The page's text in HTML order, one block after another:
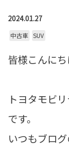
2024.01.27
中古車 SUV
皆様こんに
トヨタモビ
です。
いつもブロ